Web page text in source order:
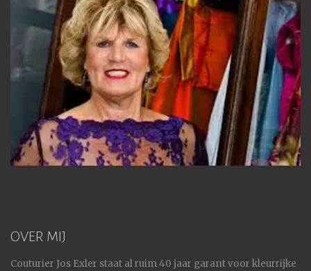
OVER MIJ
Couturier Jos Exler staat al ruim 40 jaar garant voor kleurrijke